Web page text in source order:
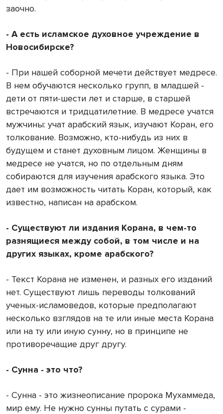
заочно.
- А есть исламское духовное учреждение в
Новосибирске?
- При нашей соборной мечети действует медресе.
В нем обучаются несколько групп, в младшей -
дети от пяти-шести лет и старше, в старшей
встречаются и тридцатилетние. В медресе учатся
мужчины: учат арабский язык, изучают Коран, его
толкование. Возможно, кто-нибудь из них в
будущем и станет духовным лицом. Женщины в
медресе не учатся, но по отдельным дням
собираются для изучения арабского языка. Это
дает им возможность читать Коран, который, как
известно, написан на арабском.
- Существуют ли издания Корана, в чем-то
разнящиеся между собой, в том числе и на
других языках, кроме арабского?
- Текст Корана не изменен, и разных его изданий
нет. Существуют лишь переводы толкований
ученых-исламоведов, которые предполагают
несколько взглядов на те или иные места Корана
или на ту или иную сунну, но в принципе не
противоречащие друг другу.
- Сунна - это что?
- Сунна - это жизнеописание пророка Мухаммеда,
мир ему. Не нужно сунны путать с сурами -